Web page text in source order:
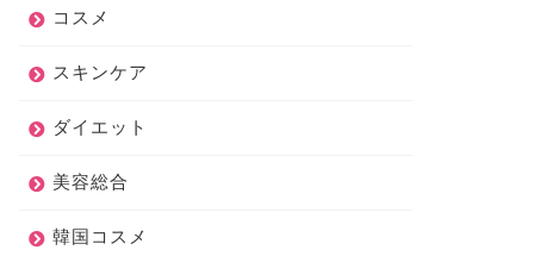
コスメ
スキンケア
ダイエット
美容総合
韓国コスメ